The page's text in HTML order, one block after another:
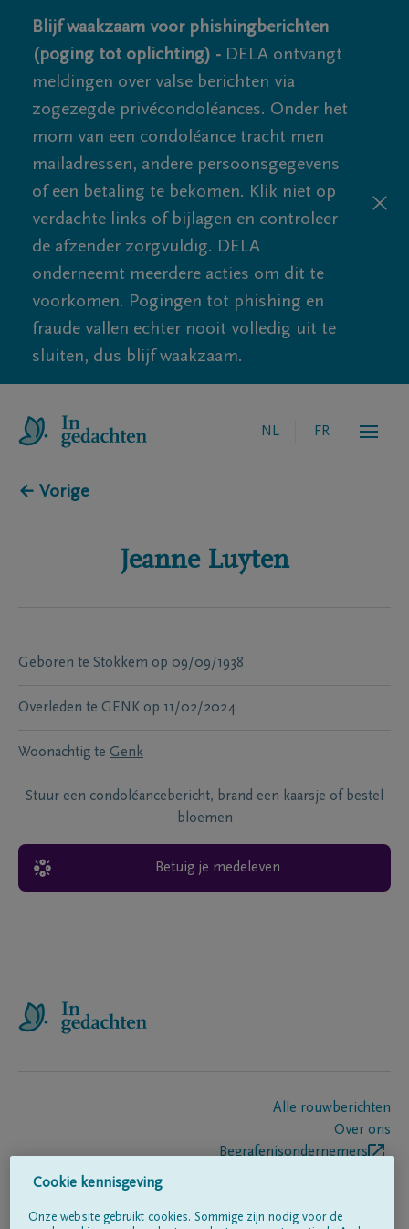
Blijf waakzaam voor phishingberichten
(poging tot oplichting) - DELA ontvangt
meldingen over valse berichten via
zogezegde privécondoléances. Onder het
mom van een condoléance tracht men
mailadressen, andere persoonsgegevens
of een betaling te bekomen. Klik niet op
verdachte links of bijlagen en controleer
de afzender zorgvuldig. DELA
onderneemt meerdere acties om dit te
voorkomen. Pogingen tot phishing en
fraude vallen echter nooit volledig uit te
sluiten, dus blijf waakzaam.
NL FR
← Vorige
Jeanne Luyten
Geboren te Stokkem op 09/09/1938
Overleden te GENK op 11/02/2024
Woonachtig te Genk
Stuur een condoléancebericht, brand een kaarsje of bestel
bloemen
Betuig je medeleven
Alle rouwberichten
Over ons
Begrafenisondernemers
Cookie kennisgeving
Onze website gebruikt cookies. Sommige zijn nodig voor de